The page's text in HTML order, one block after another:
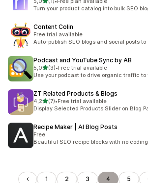
Totalt 1 omtaler
Turn your product catalog into bulk SEO
Content Colin
Free trial available
Auto-publish SEO blogs and social posts
Podcast and YouTube Sync by AB
5,0av 5 stjerner
(3)
Totalt 3 omtaler
•Free trial available
Use your podcast to drive organic traffic to
ZT Related Products & Blogs
4,2av 5 stjerner
(7)
Totalt 7 omtaler
•Free trial available
Display Selected Products Slider on Blog
Recipe Maker | AI Blog Posts
Free
Beautiful SEO recipe blocks with no
1 2 3 4 5